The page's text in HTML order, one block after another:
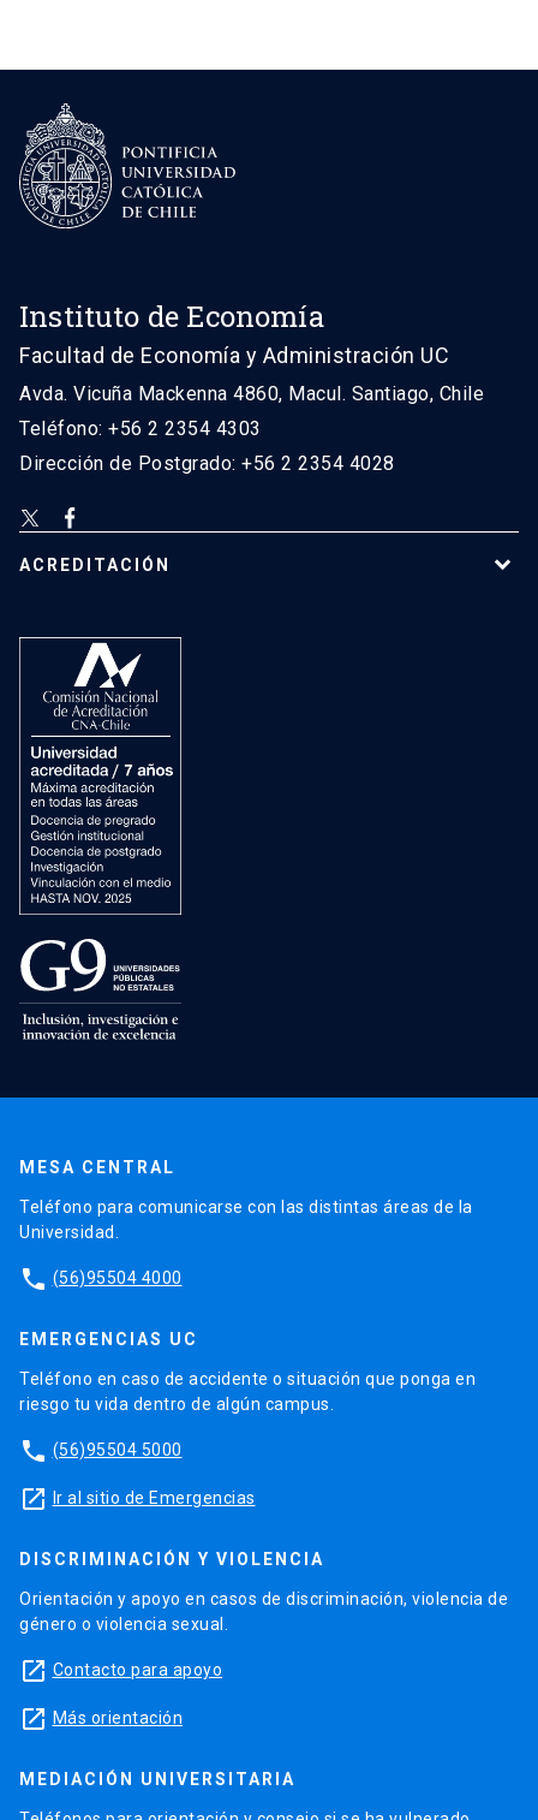
Instituto de Economía
Facultad de Economía y Administración UC
Avda. Vicuña Mackenna 4860, Macul. Santiago, Chile
Teléfono: +56 2 2354 4303
Dirección de Postgrado: +56 2 2354 4028
ACREDITACIÓN
MESA CENTRAL
Teléfono para comunicarse con las distintas áreas de la
Universidad.
phone (56)95504 4000
EMERGENCIAS UC
Teléfono en caso de accidente o situación que ponga en
riesgo tu vida dentro de algún campus.
phone (56)95504 5000
launch Ir al sitio de Emergencias
DISCRIMINACIÓN Y VIOLENCIA
Orientación y apoyo en casos de discriminación, violencia de
género o violencia sexual.
launch Contacto para apoyo
launch Más orientación
MEDIACIÓN UNIVERSITARIA